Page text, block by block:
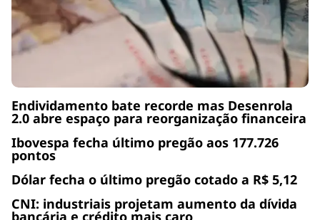
Endividamento bate recorde mas Desenrola
2.0 abre espaço para reorganização financeira
Ibovespa fecha último pregão aos 177.726
pontos
Dólar fecha o último pregão cotado a R$ 5,12
CNI: industriais projetam aumento da dívida
bancária e crédito mais caro